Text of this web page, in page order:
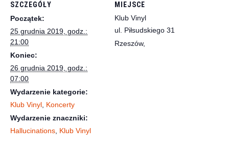
SZCZEGÓŁY
Początek:
25 grudnia 2019, godz.:
21:00
Koniec:
26 grudnia 2019, godz.:
07:00
Wydarzenie kategorie:
Klub Vinyl Koncerty
Wydarzenie znaczniki:
Hallucinations Klub Vinyl
MIEJSCE
Klub Vinyl
ul. Piłsudskiego 31
Rzeszów,